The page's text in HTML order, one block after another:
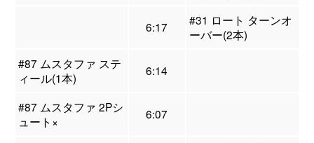
6:17
#31 ロート ターンオ
ーバー(2本)
#87 ムスタファ ステ
ィール(1本)
6:14
#87 ムスタファ 2Pシ
ュート×
6:07